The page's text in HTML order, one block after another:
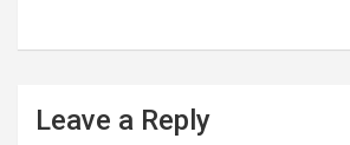
Leave a Reply